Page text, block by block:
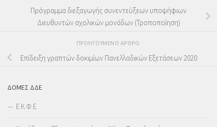
Πρόγραμμα διεξαγωγής συνεντεύξεων υποψήφιων
Διευθυντών σχολικών μονάδων (Τροποποίηση)
ΠΡΟΗΓΟΎΜΕΝΟ ΆΡΘΡΟ
Επίδειξη γραπτών δοκιμίων Πανελλαδικών Εξετάσεων 2020
ΔΟΜΕΣ ΔΔΕ
Ε.Κ.Φ.Ε.